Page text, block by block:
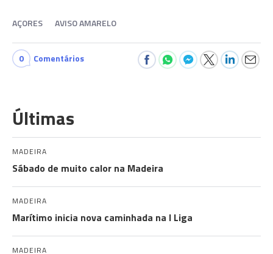
AÇORES AVISO AMARELO
0 Comentários
Últimas
MADEIRA
Sábado de muito calor na Madeira
MADEIRA
Marítimo inicia nova caminhada na I Liga
MADEIRA